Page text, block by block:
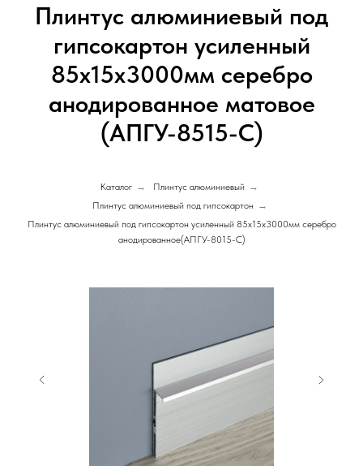
Плинтус алюминиевый под
гипсокартон усиленный
85х15х3000мм серебро
анодированное матовое
(АПГУ-8515-С)
Каталог → Плинтус алюминиевый →
Плинтус алюминиевый под гипсокартон →
Плинтус алюминиевый под гипсокартон усиленный 85х15х3000мм серебро
анодированное(АПГУ-8015-С)